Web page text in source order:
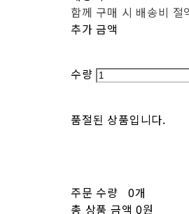
함께 구매 시 배송비 절
추가 금액
수량
품절된 상품입니다.
주문 수량
0개
총 상품 금액 0원